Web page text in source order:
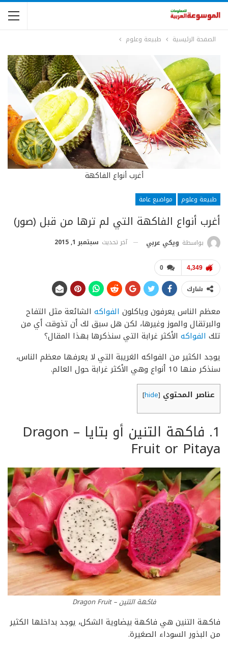
الصفحة الرئيسية طبيعة وعلوم
أغرب أنواع الفاكهة
طبيعة وعلوم مواضيع عامة
أغرب أنواع الفاكهة التي لم ترها من قبل (صور)
بواسطة ويكي عربي آخر تحديث سبتمبر 1, 2015
0 4,349
شارك
معظم الناس يعرفون وياكلون الفواكه الشائعة مثل التفاح
والبرتقال والموز وغيرها، لكن هل سبق لك أن تذوقت أي من
تلك الفواكه الأكثر غرابة التي سنذكرها بهذا المقال؟
يوجد الكثير من الفواكه الغريبة التي لا يعرفها معظم الناس،
سنذكر منها 10 أنواع وهي الأكثر غرابة حول العالم.
عناصر المحتوي [
hide
]
1. فاكهة التنين أو بتايا – Dragon
Fruit or Pitaya
فاكهة التنين – Dragon Fruit
فاكهة التنين هي فاكهة بيضاوية الشكل، يوجد بداخلها الكثير
من البذور السوداء الصغيرة.